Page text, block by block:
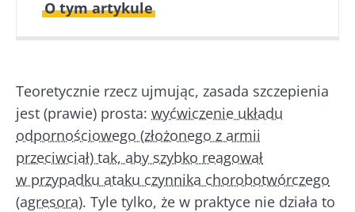
O tym artykule
Teoretycznie rzecz ujmując, zasada szczepienia
jest (prawie) prosta: wyćwiczenie układu
odpornościowego (złożonego z armii
przeciwciał) tak, aby szybko reagował
w przypadku ataku czynnika chorobotwórczego
(agresora). Tyle tylko, że w praktyce nie działa to